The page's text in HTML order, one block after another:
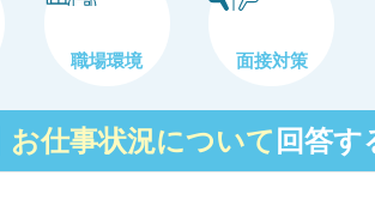
職場環境 面接対策
お仕事状況について 回答す